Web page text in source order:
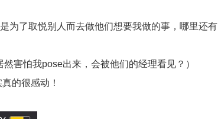
为了取悦别人而去做他们想要我做的事，哪里还有
害怕我pose出来，会被他们的经理看见？）
的很感动！